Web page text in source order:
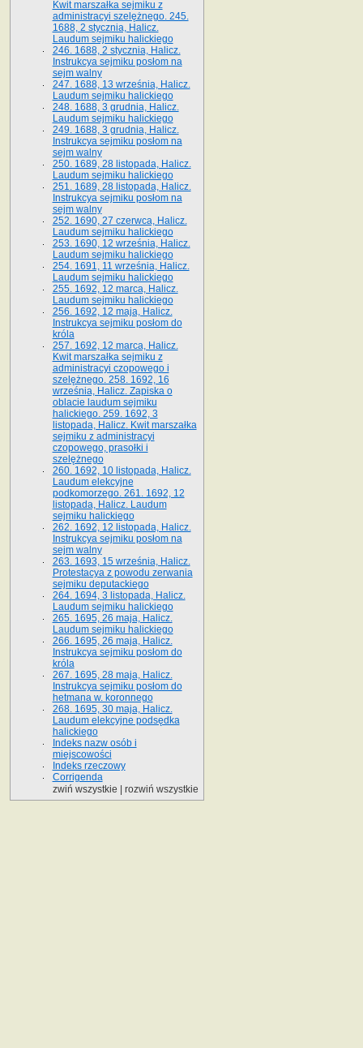
Kwit marszałka sejmiku z
administracyi szelężnego. 245.
1688, 2 stycznia, Halicz.
Laudum sejmiku halickiego
246. 1688, 2 stycznia, Halicz.
Instrukcya sejmiku posłom na
sejm walny
247. 1688, 13 września, Halicz.
Laudum sejmiku halickiego
248. 1688, 3 grudnia, Halicz.
Laudum sejmiku halickiego
249. 1688, 3 grudnia, Halicz.
Instrukcya sejmiku posłom na
sejm walny
250. 1689, 28 listopada, Halicz.
Laudum sejmiku halickiego
251. 1689, 28 listopada, Halicz.
Instrukcya sejmiku posłom na
sejm walny
252. 1690, 27 czerwca, Halicz.
Laudum sejmiku halickiego
253. 1690, 12 września, Halicz.
Laudum sejmiku halickiego
254. 1691, 11 września, Halicz.
Laudum sejmiku halickiego
255. 1692, 12 marca, Halicz.
Laudum sejmiku halickiego
256. 1692, 12 maja, Halicz.
Instrukcya sejmiku posłom do
króla
257. 1692, 12 marca, Halicz.
Kwit marszałka sejmiku z
administracyi czopowego i
szelężnego. 258. 1692, 16
września, Halicz. Zapiska o
oblacie laudum sejmiku
halickiego. 259. 1692, 3
listopada, Halicz. Kwit marszałka
sejmiku z administracyi
czopowego, prasołki i
szelężnego
260. 1692, 10 listopada, Halicz.
Laudum elekcyjne
podkomorzego. 261. 1692, 12
listopada, Halicz. Laudum
sejmiku halickiego
262. 1692, 12 listopada, Halicz.
Instrukcya sejmiku posłom na
sejm walny
263. 1693, 15 września, Halicz.
Protestacya z powodu zerwania
sejmiku deputackiego
264. 1694, 3 listopada, Halicz.
Laudum sejmiku halickiego
265. 1695, 26 maja, Halicz.
Laudum sejmiku halickiego
266. 1695, 26 maja, Halicz.
Instrukcya sejmiku posłom do
króla
267. 1695, 28 maja, Halicz.
Instrukcya sejmiku posłom do
hetmana w. koronnego
268. 1695, 30 maja, Halicz.
Laudum elekcyjne podsędka
halickiego
Indeks nazw osób i
miejscowości
Indeks rzeczowy
Corrigenda
zwiń wszystkie
rozwiń wszystkie